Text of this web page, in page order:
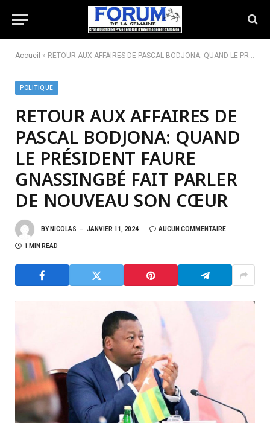
Accueil » RETOUR AUX AFFAIRES DE PASCAL BODJONA: QUAND LE PRÉSIDENT FAURE GNASSINGBÉ FAIT PARLER DE NOUVEAU SON CŒUR
POLITIQUE
RETOUR AUX AFFAIRES DE
PASCAL BODJONA: QUAND
LE PRÉSIDENT FAURE
GNASSINGBÉ FAIT PARLER
DE NOUVEAU SON CŒUR
BY NICOLAS JANVIER 11, 2024 AUCUN COMMENTAIRE
1 MIN READ